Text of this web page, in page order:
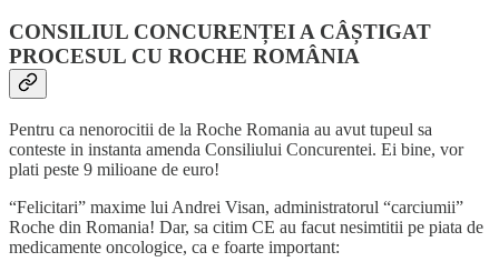
CONSILIUL CONCURENȚEI A CÂȘTIGAT
PROCESUL CU ROCHE ROMÂNIA
Pentru ca nenorocitii de la Roche Romania au avut tupeul sa
conteste in instanta amenda Consiliului Concurentei. Ei bine, vor
plati peste 9 milioane de euro!
“Felicitari” maxime lui Andrei Visan, administratorul “carciumii”
Roche din Romania! Dar, sa citim CE au facut nesimtitii pe piata de
medicamente oncologice, ca e foarte important: